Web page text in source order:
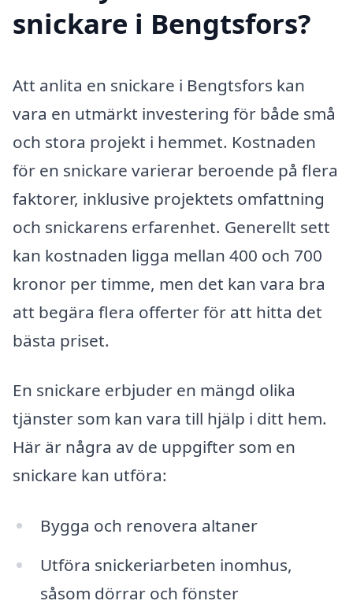
snickare i Bengtsfors?
Att anlita en snickare i Bengtsfors kan
vara en utmärkt investering för både små
och stora projekt i hemmet. Kostnaden
för en snickare varierar beroende på flera
faktorer, inklusive projektets omfattning
och snickarens erfarenhet. Generellt sett
kan kostnaden ligga mellan 400 och 700
kronor per timme, men det kan vara bra
att begära flera offerter för att hitta det
bästa priset.
En snickare erbjuder en mängd olika
tjänster som kan vara till hjälp i ditt hem.
Här är några av de uppgifter som en
snickare kan utföra:
Bygga och renovera altaner
Utföra snickeriarbeten inomhus,
såsom dörrar och fönster